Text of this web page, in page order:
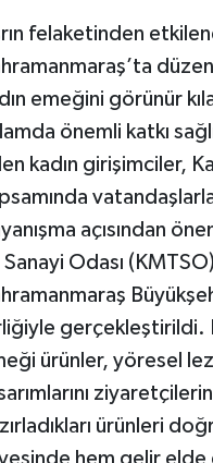
felaketinden
emeğini görünür
önemli katkı
kadın girişimciler,
açısından
Odası
gerçekleştirildi.
ürünler, yöresel
ürünleri
hem gelir elde